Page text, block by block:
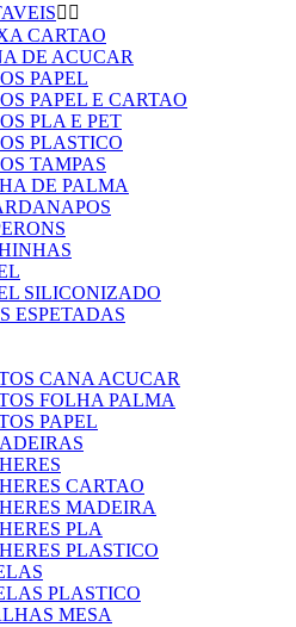
 
CARTAO
DE ACUCAR
PAPEL
PAPEL E CARTAO
PLA E PET
PLASTICO
TAMPAS
DE PALMA
SILICONIZADO
ESPETADAS
CANA ACUCAR
FOLHA PALMA
PAPEL
CARTAO
MADEIRA
PLA
PLASTICO
PLASTICO
MESA